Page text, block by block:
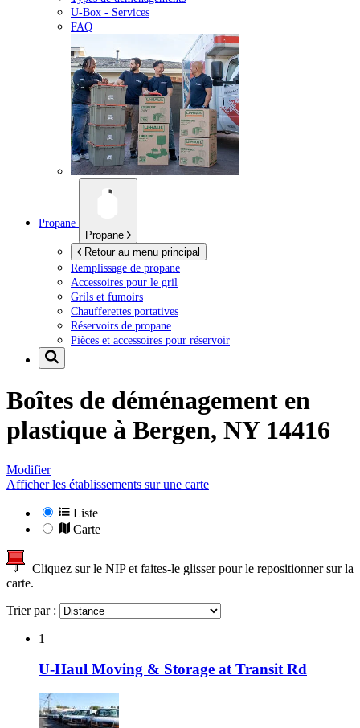
U-Box - Services
FAQ
Propane
Propane
Retour au menu principal
Remplissage de propane
Accessoires pour le gril
Grils et fumoirs
Chaufferettes portatives
Réservoirs de propane
Pièces et accessoires pour réservoir
Boîtes de déménagement en
plastique à Bergen, NY 14416
Modifier
Afficher les établissements sur une carte
Liste
Carte
Cliquez sur le NIP et faites-le glisser pour le repositionner sur la
carte.
Trier par :
1
U-Haul Moving & Storage at Transit Rd